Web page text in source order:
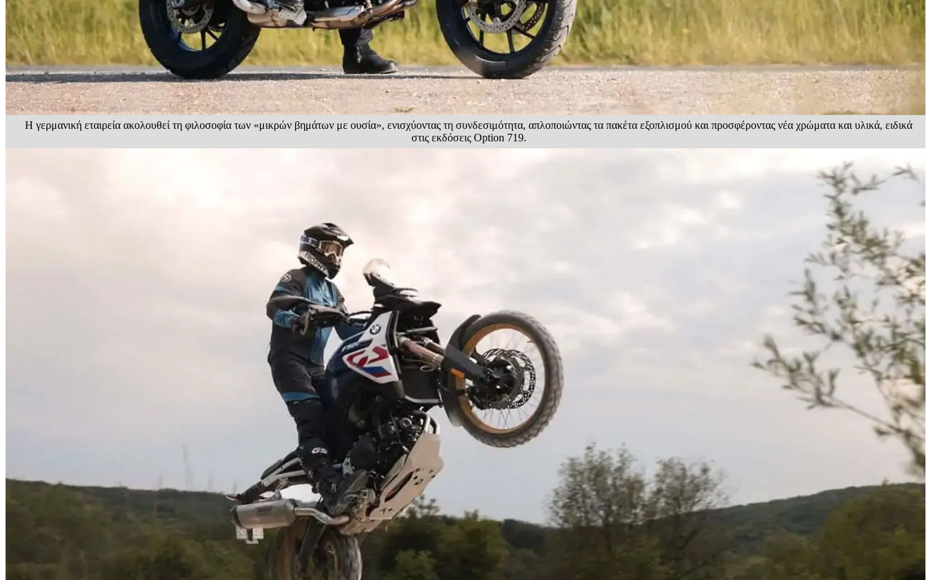
Η γερμανική εταιρεία ακολουθεί τη φιλοσοφία των «μικρών βημάτων με ουσία», ενισχύοντας τη συνδεσιμότητα, απλοποιώντας τα πακέτα εξοπλισμού και προσφέροντας νέα χρώματα και υλικά, ειδικά
στις εκδόσεις Option 719.